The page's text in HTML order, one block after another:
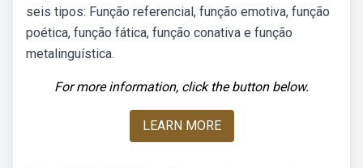
seis tipos: Função referencial, função emotiva, função
poética, função fática, função conativa e função
metalinguística.
For more information, click the button below.
LEARN MORE